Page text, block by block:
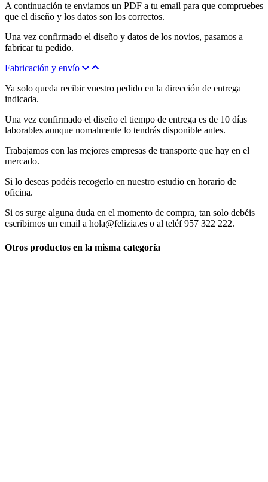
A continuación te enviamos un PDF a tu email para que compruebes
que el diseño y los datos son los correctos.
Una vez confirmado el diseño y datos de los novios, pasamos a
fabricar tu pedido.
Fabricación y envío
Ya solo queda recibir vuestro pedido en la dirección de entrega
indicada.
Una vez confirmado el diseño el tiempo de entrega es de 10 días
laborables aunque nomalmente lo tendrás disponible antes.
Trabajamos con las mejores empresas de transporte que hay en el
mercado.
Si lo deseas podéis recogerlo en nuestro estudio en horario de
oficina.
Si os surge alguna duda en el momento de compra, tan solo debéis
escribirnos un email a hola@felizia.es o al teléf 957 322 222.
Otros productos en la misma categoría